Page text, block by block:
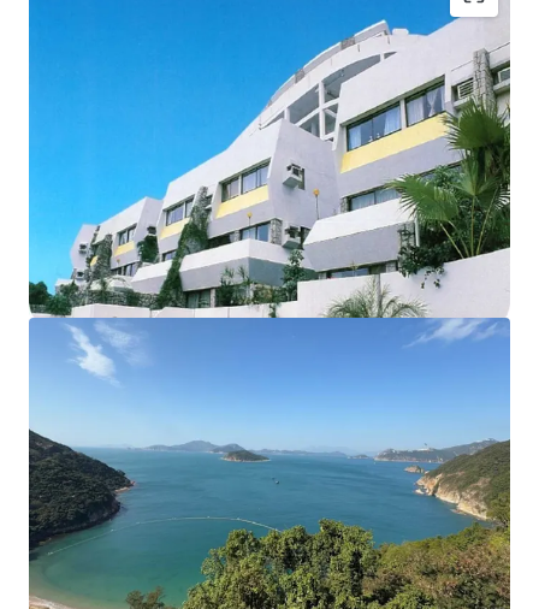
The development currently comprises of 18 houses and
sits on approx. 102,000 sq. ft. land. The
saleable area of units amounts to 55,914 sq. ft.
completed back in 1977. Thecarpark areacan fit up to 56
. According to major land lease and town planning
regulations, the maximum permissible gross floor area
under lease is 57,375 sq. ft. and the building height shall
not exceed 3 storeys. These factors collectively make this
site an ideal opportunity for redevelopment into luxury
residential properties.
information/property inspection. （+852 2846 5685）